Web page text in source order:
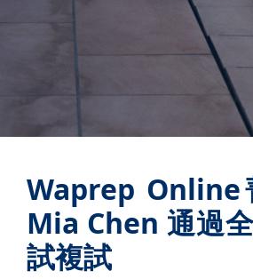
Waprep Online
Mia Chen 通過
試複試